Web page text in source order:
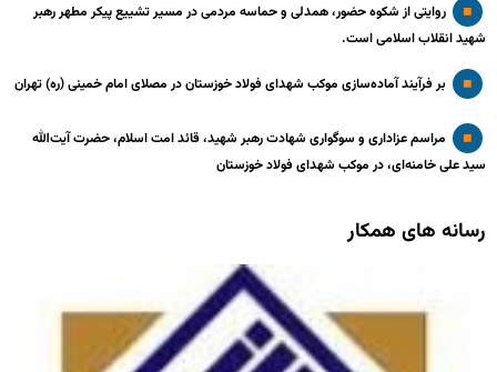
روایتی از شکوه حضور، همدلی و حماسه مردمی در مسیر تشییع پیکر مطهر رهبر
شهید انقلاب اسلامی است.
بر فرآیند آماده‌سازی موکب شهدای فولاد خوزستان در مصلای امام خمینی (ره) تهران
مراسم عزاداری و سوگواری شهادت رهبر شهید، قائد امت اسلام، حضرت آیت‌الله
سید علی خامنه‌ای، در موکب شهدای فولاد خوزستان
رسانه های همکار